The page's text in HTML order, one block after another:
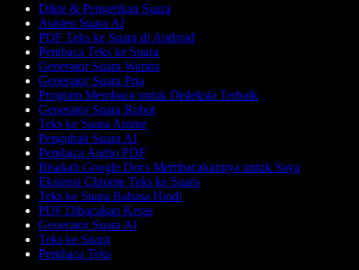
Dikte & Pengetikan Suara
Asisten Suara AI
PDF Teks ke Suara di Android
Pembaca Teks ke Suara
Generator Suara Wanita
Generator Suara Pria
Program Membaca untuk Disleksia Terbaik
Generator Suara Robot
Teks ke Suara Anime
Pengubah Suara AI
Pembaca Audio PDF
Bisakah Google Docs Membacakannya untuk Saya
Ekstensi Chrome Teks ke Suara
Teks ke Suara Bahasa Hindi
PDF Dibacakan Keras
Generator Suara AI
Teks ke Suara
Pembaca Teks